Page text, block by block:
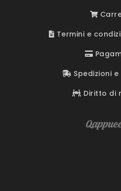
Termini e
Spedizioni
Diritto di